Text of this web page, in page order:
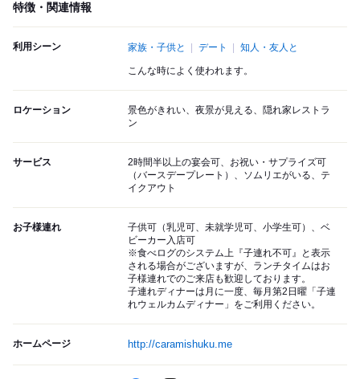
特徴・関連情報
利用シーン 家族・子供と デート 知人・友人と
こんな時によく使われます。
ロケーション
景色がきれい、夜景が見える、隠れ家レストラ
ン
サービス
2時間半以上の宴会可、お祝い・サプライズ可
（バースデープレート）、ソムリエがいる、テ
イクアウト
お子様連れ
子供可（乳児可、未就学児可、小学生可）、ベ
ビーカー入店可
※食べログのシステム上『子連れ不可』と表示
される場合がございますが、ランチタイムはお
子様連れでのご来店も歓迎しております。
子連れディナーは月に一度、毎月第2日曜「子連
れウェルカムディナー」をご利用ください。
ホームページ http://caramishuku.me